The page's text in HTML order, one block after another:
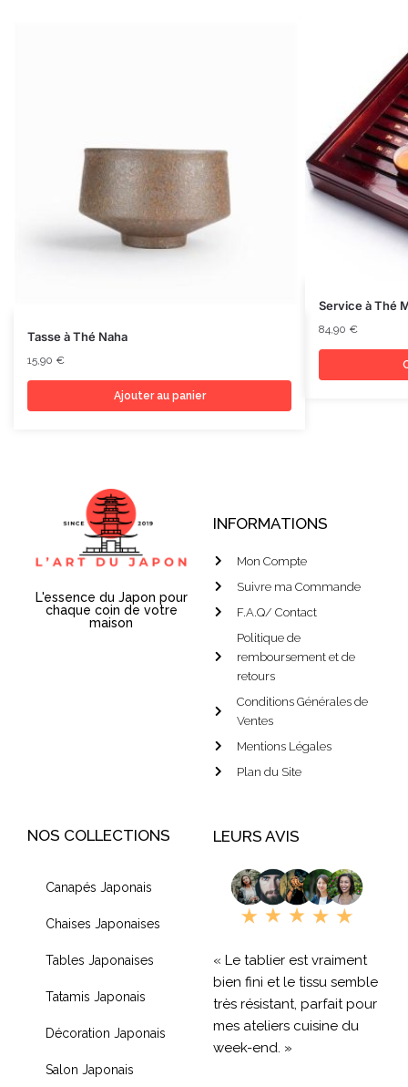
Tasse à Thé Naha
15,90 €
Ajouter au panier
Service à Thé
84,90 €
L'essence du Japon pour
chaque coin de votre
maison
INFORMATIONS
Mon Compte
Suivre ma Commande
F.A.Q/ Contact
Politique de
remboursement et de
retours
Conditions Générales de
Ventes
Mentions Légales
Plan du Site
NOS COLLECTIONS
Canapés Japonais
Chaises Japonaises
Tables Japonaises
Tatamis Japonais
Décoration Japonais
Salon Japonais
LEURS AVIS
« Le tablier est vraiment
bien fini et le tissu semble
très résistant, parfait pour
mes ateliers cuisine du
week-end. »